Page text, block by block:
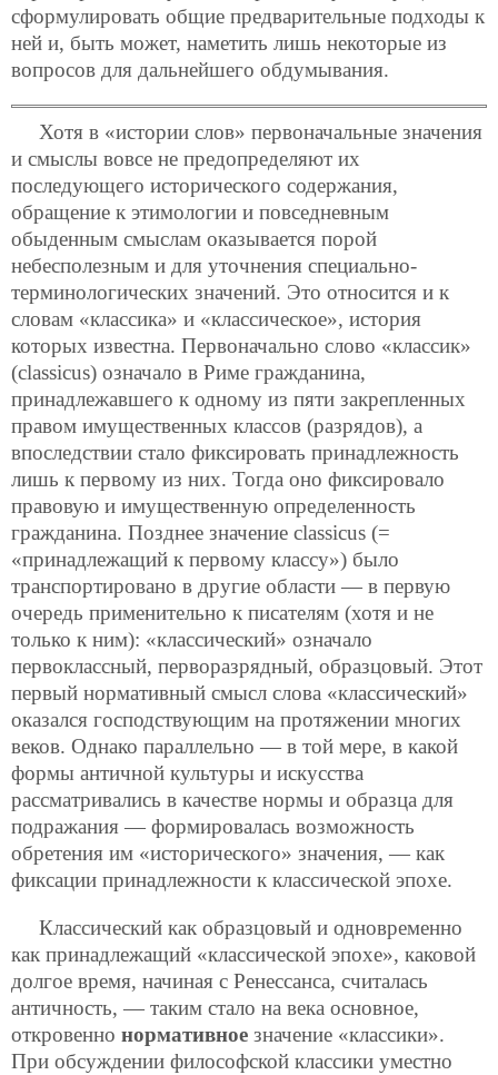
сформулировать общие предварительные подходы к
ней и, быть может, наметить лишь некоторые из
вопросов для дальнейшего обдумывания.
Хотя в «истории слов» первоначальные значения
и смыслы вовсе не предопределяют их
последующего исторического содержания,
обращение к этимологии и повседневным
обыденным смыслам оказывается порой
небесполезным и для уточнения специально-
терминологических значений. Это относится и к
словам «классика» и «классическое», история
которых известна. Первоначально слово «классик»
(classicus) означало в Риме гражданина,
принадлежавшего к одному из пяти закрепленных
правом имущественных классов (разрядов), а
впоследствии стало фиксировать принадлежность
лишь к первому из них. Тогда оно фиксировало
правовую и имущественную определенность
гражданина. Позднее значение classicus (=
«принадлежащий к первому классу») было
транспортировано в другие области — в первую
очередь применительно к писателям (хотя и не
только к ним): «классический» означало
первоклассный, перворазрядный, образцовый. Этот
первый нормативный смысл слова «классический»
оказался господствующим на протяжении многих
веков. Однако параллельно — в той мере, в какой
формы античной культуры и искусства
рассматривались в качестве нормы и образца для
подражания — формировалась возможность
обретения им «исторического» значения, — как
фиксации принадлежности к классической эпохе.
Классический как образцовый и одновременно
как принадлежащий «классической эпохе», каковой
долгое время, начиная с Ренессанса, считалась
античность, — таким стало на века основное,
откровенно нормативное значение «классики».
При обсуждении философской классики уместно